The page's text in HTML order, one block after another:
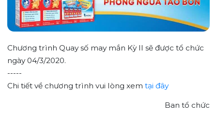
Chương trình Quay số may mắn Kỳ II sẽ được tổ chức
ngày 04/3/2020.
-----
Chi tiết về chương trình vui lòng xem tại đây
Ban tổ chức